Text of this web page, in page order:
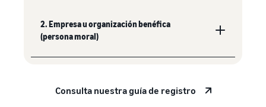
2. Empresa u organización benéfica
(persona moral)
Consulta nuestra guía de registro